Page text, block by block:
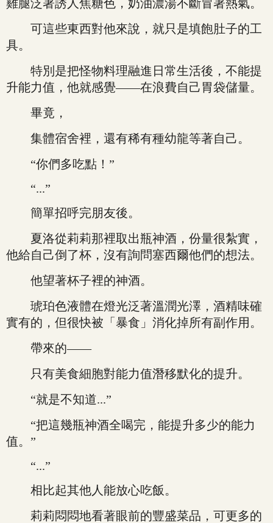
雞腿泛著誘人焦糖色，奶油濃湯不斷冒著熱氣。
可這些東西對他來說，就只是填飽肚子的工
具。
特別是把怪物料理融進日常生活後，不能提
升能力值，他就感覺——在浪費自己胃袋儲量。
畢竟，
集體宿舍裡，還有稀有種幼龍等著自己。
“你們多吃點！”
“...”
簡單招呼完朋友後。
夏洛從莉莉那裡取出瓶神酒，份量很紮實，
他給自己倒了杯，沒有詢問塞西爾他們的想法。
他望著杯子裡的神酒。
琥珀色液體在燈光泛著溫潤光澤，酒精味確
實有的，但很快被「暴食」消化掉所有副作用。
帶來的——
只有美食細胞對能力值潛移默化的提升。
“就是不知道...”
“把這幾瓶神酒全喝完，能提升多少的能力
值。”
“...”
相比起其他人能放心吃飯。
莉莉悶悶地看著眼前的豐盛菜品，可更多的